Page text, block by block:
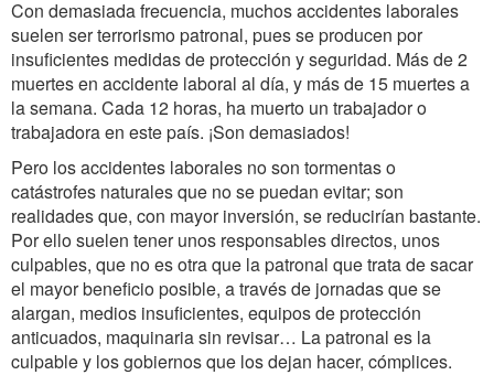
Con demasiada frecuencia, muchos accidentes laborales
suelen ser terrorismo patronal, pues se producen por
insuficientes medidas de protección y seguridad. Más de 2
muertes en accidente laboral al día, y más de 15 muertes a
la semana. Cada 12 horas, ha muerto un trabajador o
trabajadora en este país. ¡Son demasiados!
Pero los accidentes laborales no son tormentas o
catástrofes naturales que no se puedan evitar; son
realidades que, con mayor inversión, se reducirían bastante.
Por ello suelen tener unos responsables directos, unos
culpables, que no es otra que la patronal que trata de sacar
el mayor beneficio posible, a través de jornadas que se
alargan, medios insuficientes, equipos de protección
anticuados, maquinaria sin revisar… La patronal es la
culpable y los gobiernos que los dejan hacer, cómplices.